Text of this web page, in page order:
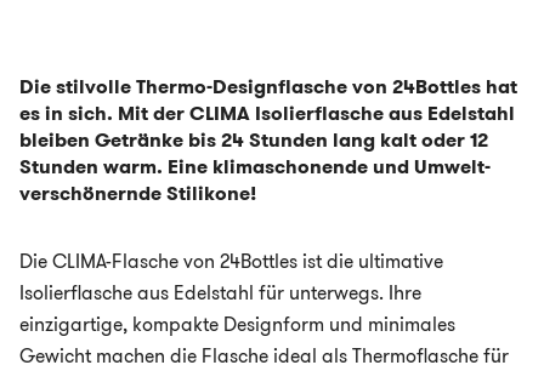
Menge
Die stilvolle Thermo-Designflasche von 24Bottles hat
es in sich. Mit der CLIMA Isolierflasche aus Edelstahl
bleiben Getränke bis 24 Stunden lang kalt oder 12
Stunden warm. Eine klimaschonende und Umwelt-
verschönernde Stilikone!
Die CLIMA-Flasche von 24Bottles ist die ultimative
Isolierflasche aus Edelstahl für unterwegs. Ihre
einzigartige, kompakte Designform und minimales
Gewicht machen die Flasche ideal als Thermoflasche für